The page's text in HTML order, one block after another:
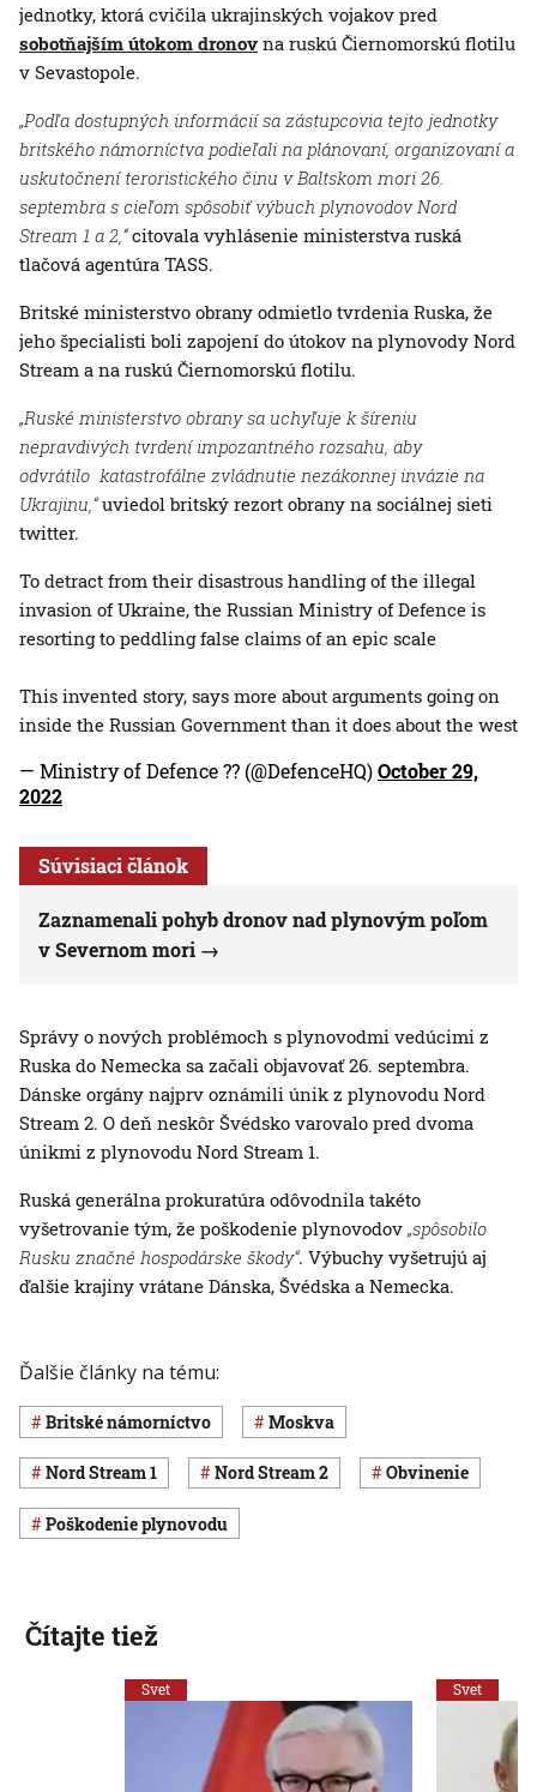
jednotky, ktorá cvičila ukrajinských vojakov pred
sobotňajším útokom dronov na ruskú Čiernomorskú flotilu
v Sevastopole.
„Podľa dostupných informácií sa zástupcovia tejto jednotky
britského námorníctva podieľali na plánovaní, organizovaní a
uskutočnení teroristického činu v Baltskom mori 26.
septembra s cieľom spôsobiť výbuch plynovodov Nord
Stream 1 a 2,“citovala vyhlásenie ministerstva ruská
tlačová agentúra TASS.
Britské ministerstvo obrany odmietlo tvrdenia Ruska, že
jeho špecialisti boli zapojení do útokov na plynovody Nord
Stream a na ruskú Čiernomorskú flotilu.
„Ruské ministerstvo obrany sa uchyľuje k šíreniu
nepravdivých tvrdení impozantného rozsahu, aby
odvrátilo katastrofálne zvládnutie nezákonnej invázie na
Ukrajinu,“uviedol britský rezort obrany na sociálnej sieti
twitter.
To detract from their disastrous handling of the illegal
invasion of Ukraine, the Russian Ministry of Defence is
resorting to peddling false claims of an epic scale
This invented story, says more about arguments going on
inside the Russian Government than it does about the west
— Ministry of Defence ?? (@DefenceHQ)October 29,
2022
Súvisiaci článok
Zaznamenali pohyb dronov nad plynovým poľom
v Severnom mori
Správy o nových problémoch s plynovodmi vedúcimi z
Ruska do Nemecka sa začali objavovať 26. septembra.
Dánske orgány najprv oznámili únik z plynovodu Nord
Stream 2. O deň neskôr Švédsko varovalo pred dvoma
únikmi z plynovodu Nord Stream 1.
Ruská generálna prokuratúra odôvodnila takéto
vyšetrovanie tým, že poškodenie plynovodov „spôsobilo
Rusku značné hospodárske škody“. Výbuchy vyšetrujú aj
ďalšie krajiny vrátane Dánska, Švédska a Nemecka.
Ďalšie články na tému:
britské námorníctvo Moskva
Nord Stream 1 Nord Stream 2 obvinenie
poškodenie plynovodu
Čítajte tiež
Svet Svet